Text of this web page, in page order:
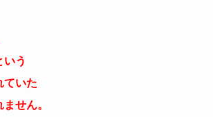
いう
ていた
せん。